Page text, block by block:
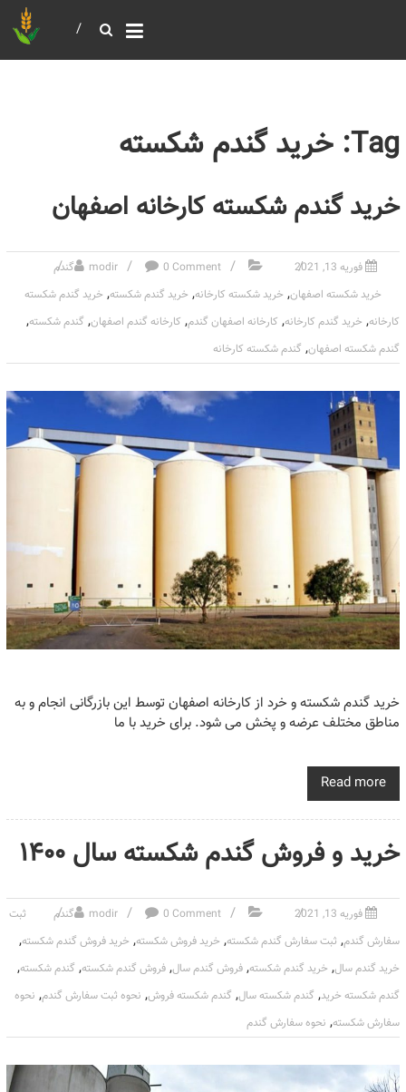
Tag: خرید گندم شکسته
خرید گندم شکسته کارخانه اصفهان
فوریه 13, 2021 modir 0 Comment
گندم
خرید شکسته اصفهان, خرید شکسته کارخانه, خرید گندم شکسته, خرید گندم‌ شکسته
کارخانه, خرید گندم کارخانه, کارخانه اصفهان گندم, کارخانه گندم اصفهان, گندم شکسته,
گندم شکسته اصفهان, گندم شکسته کارخانه
خرید گندم شکسته و خرد از کارخانه اصفهان توسط این بازرگانی انجام و به
مناطق مختلف عرضه و پخش می شود. برای خرید با ما
Read more
خرید و فروش گندم شکسته سال ۱۴۰۰
فوریه 13, 2021 modir 0 Comment گندم
ثبت
سفارش گندم, ثبت سفارش گندم شکسته, خرید فروش شکسته, خرید فروش گندم شکسته,
خرید گندم سال, خرید گندم شکسته, فروش گندم سال, فروش گندم شکسته, گندم شکسته,
گندم شکسته خرید, گندم شکسته سال, گندم شکسته فروش, نحوه ثبت سفارش گندم, نحوه
سفارش شکسته, نحوه سفارش گندم